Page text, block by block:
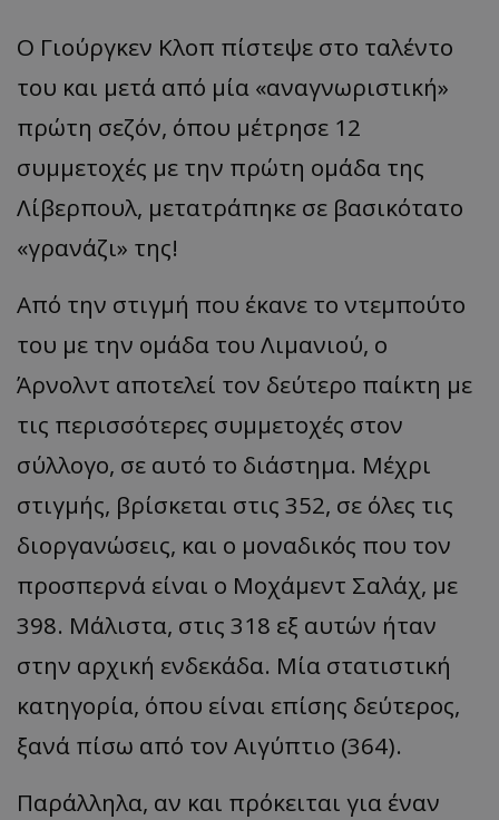
Ο Γιούργκεν Κλοπ πίστεψε στο ταλέντο
του και μετά από μία «αναγνωριστική»
πρώτη σεζόν, όπου μέτρησε 12
συμμετοχές με την πρώτη ομάδα της
Λίβερπουλ, μετατράπηκε σε βασικότατο
«γρανάζι» της!
Από την στιγμή που έκανε το ντεμπούτο
του με την ομάδα του Λιμανιού, ο
Άρνολντ αποτελεί τον δεύτερο παίκτη με
τις περισσότερες συμμετοχές στον
σύλλογο, σε αυτό το διάστημα. Μέχρι
στιγμής, βρίσκεται στις 352, σε όλες τις
διοργανώσεις, και ο μοναδικός που τον
προσπερνά είναι ο Μοχάμεντ Σαλάχ, με
398. Μάλιστα, στις 318 εξ αυτών ήταν
στην αρχική ενδεκάδα. Μία στατιστική
κατηγορία, όπου είναι επίσης δεύτερος,
ξανά πίσω από τον Αιγύπτιο (364).
Παράλληλα, αν και πρόκειται για έναν